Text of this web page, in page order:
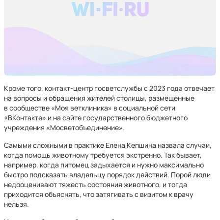
Кроме того, контакт-центр госветслужбы с 2023 года отвечает
на вопросы и обращения жителей столицы, размещенные
в сообществе «Моя ветклиника» в социальной сети
«ВКонтакте» и на сайте государственного бюджетного
учреждения «Мосветобъединение».
Самыми сложными в практике Елена Кепшина назвала случаи,
когда помощь животному требуется экстренно. Так бывает,
например, когда питомец задыхается и нужно максимально
быстро подсказать владельцу порядок действий. Порой люди
недооценивают тяжесть состояния животного, и тогда
приходится объяснять, что затягивать с визитом к врачу
нельзя.